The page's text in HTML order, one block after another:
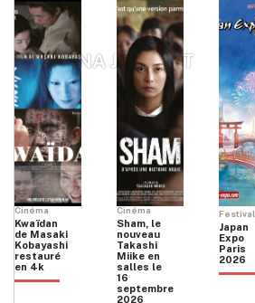
MARINA JAUBERT
Cinéma
Kwaïdan
de Masaki
Kobayashi
restauré
en 4k
Cinéma
Sham, le
nouveau
Takashi
Miike en
salles le
16
septembre
2026
Festival
Japan
Expo
Paris
2026